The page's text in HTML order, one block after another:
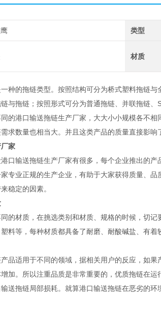
类型
材质
种的拖链类型。按照结构可分为桥式塑料拖链
与拖链；按照形式可分为普通拖链、并联拖链、
的港口输送拖链生产厂家，大大小小规模各不
求数量也相当大。并且这类产品的质量直接影
家
口输送拖链生产厂家有很多，每个企业推出的
专业正规的生产企业，有助于大家获得质量、
稳定的因素。
的材质，在挑选类别和材质、规格的时候，切
料等，每种材质都具备了耐磨、耐酸碱盐、有着
品适用于不同的领域，据相关用户的反应，如
加。所以注重品质是非常重要的，优质拖链在
送拖链局部损耗。就算港口输送拖链在恶劣的